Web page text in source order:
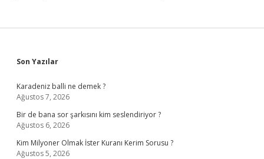
Sidebar
Son Yazılar
Karadeniz balli ne demek ?
Ağustos 7, 2026
Bir de bana sor şarkısını kim seslendiriyor ?
Ağustos 6, 2026
Kim Milyoner Olmak İster Kuranı Kerim Sorusu ?
Ağustos 5, 2026